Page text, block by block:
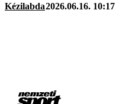
Kézilabda2026.06.16. 10:17